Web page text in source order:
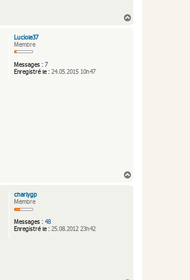
Luciole37
Membre
Messages : 7
Enregistré le : 24.05.2015 10h47
charlygp
Membre
Messages : 48
Enregistré le : 25.08.2012 23h42